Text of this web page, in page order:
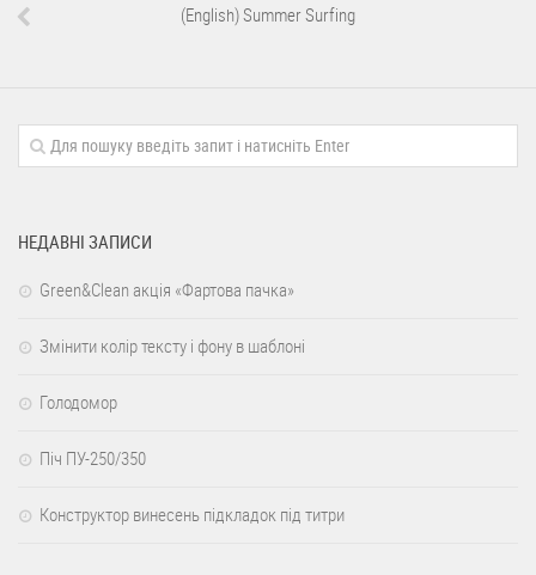
(English) Summer Surfing
НЕДАВНІ ЗАПИСИ
Green&Clean акція «Фартова пачка»
Змінити колір тексту і фону в шаблоні
Голодомор
Піч ПУ-250/350
Конструктор винесень підкладок під титри